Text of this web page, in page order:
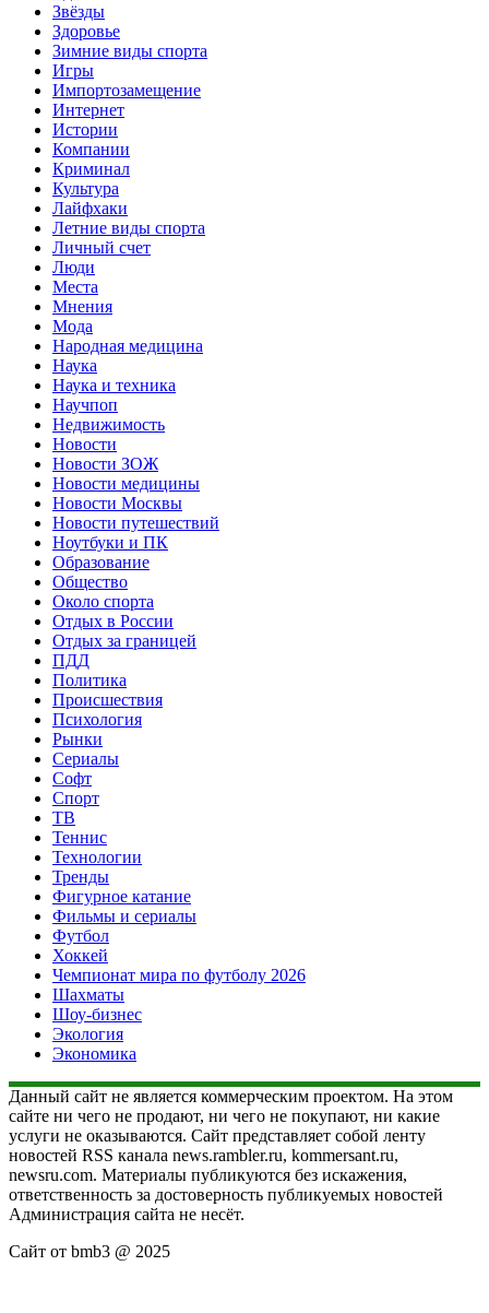
Звёзды
Здоровье
Зимние виды спорта
Игры
Импортозамещение
Интернет
Истории
Компании
Криминал
Культура
Лайфхаки
Летние виды спорта
Личный счет
Люди
Места
Мнения
Мода
Народная медицина
Наука
Наука и техника
Научпоп
Недвижимость
Новости
Новости ЗОЖ
Новости медицины
Новости Москвы
Новости путешествий
Ноутбуки и ПК
Образование
Общество
Около спорта
Отдых в России
Отдых за границей
ПДД
Политика
Происшествия
Психология
Рынки
Сериалы
Софт
Спорт
ТВ
Теннис
Технологии
Тренды
Фигурное катание
Фильмы и сериалы
Футбол
Хоккей
Чемпионат мира по футболу 2026
Шахматы
Шоу-бизнес
Экология
Экономика
Данный сайт не является коммерческим проектом. На этом
сайте ни чего не продают, ни чего не покупают, ни какие
услуги не оказываются. Сайт представляет собой ленту
новостей RSS канала news.rambler.ru, kommersant.ru,
newsru.com. Материалы публикуются без искажения,
ответственность за достоверность публикуемых новостей
Администрация сайта не несёт.
Сайт от bmb3 @ 2025